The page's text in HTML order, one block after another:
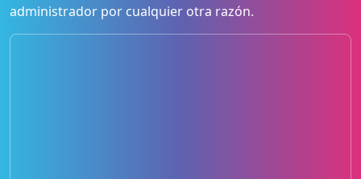
administrador por cualquier otra razón.